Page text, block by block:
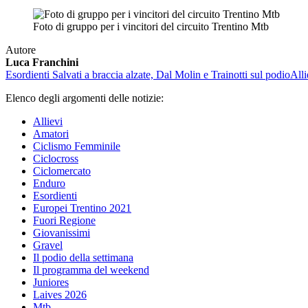
Foto di gruppo per i vincitori del circuito Trentino Mtb
Autore
Luca Franchini
Esordienti Salvati a braccia alzate, Dal Molin e Trainotti sul podio
Elenco degli argomenti delle notizie:
Allievi
Amatori
Ciclismo Femminile
Ciclocross
Ciclomercato
Enduro
Esordienti
Europei Trentino 2021
Fuori Regione
Giovanissimi
Gravel
Il podio della settimana
Il programma del weekend
Juniores
Laives 2026